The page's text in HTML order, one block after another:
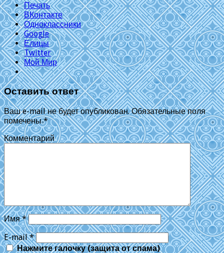
Печать
ВКонтакте
Одноклассники
Google
Елицы
Twitter
Мой Мир
Оставить ответ
Ваш e-mail не будет опубликован.Обязательные поля
помечены*
Комментарий
Имя*
E-mail*
Нажмите галочку (защита от спама)